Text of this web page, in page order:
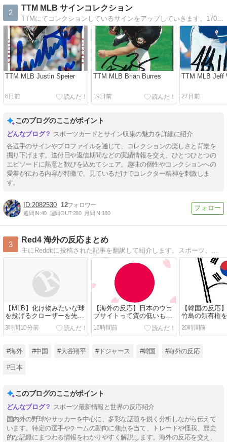
2
TTM MLB サインコレクション
TTMにてコレクションしているサインをアップしていきます。1700枚超えました！ 主にMLB、NPBも少々、時々NBA、Celebrityも少し、ホントに少々ですがNFL、NHL、GOLFって感じです。
TTM MLB Justin Speier
6日前
TTM MLB Brian Burres
19日前
TTM MLB Jeff
27日前
このブログのここがポイント
スポーツカードとサイン収集の魅力を詳細に紹介
各選手のサインやプロファイルを通じて、コレクションの楽しさと背景を
掘り下げます。送付日や返信期間などの実績情報を交え、ひとつひとつの
エピソードに熱意と歓びを込めてシェア。趣味の個性やコレクションへの
愛着が伝わる内容が特徴で、見ているだけでコレクター精神を刺激しま
す。
2082530 12
週間IN:40 週間OUT:280 月間IN:180
3
Red4 海外の反応まとめ
主にRedditに投稿された記事を翻訳して紹介します。スポーツ、ニュース、ネタなど幅広いジャンルの記事を対象としています。
【MLB】化け物みたいな球
を投げるクローザーを先発
に転向させないのはなん
で？ → 「100mとマラソン
の違い」「先発は2－3種類
の一級品の変化球が必要だ
からな」
3時間10分前
【海外の反応】日本のウェ
ブサイトって質の低いもの
が多い気がする → 「日本
のIT業界は色々と問題があ
るからな」「ゲームのUIは
優れてるのに不思議」
16時間前
【韓国の反応
竹島の領有権
たぞ → 「この
に終わらない
府の支持率が
点でこの手の
るのは予想で
20時間前
#海外 #中国 #大谷翔平 #ドジャース #韓国 #海外の反応
#日本
このブログのここがポイント
スポーツ最新情報と世界の反応紹介
国内外の野球やサッカーを中心に、多彩な話題を鋭く分析しながら伝えて
います。特定の選手やチームの動向に焦点を当て、トレードや怪我、歴史
的な記録にまつわる情報をわかりやすく解説します。海外の反応を交え、